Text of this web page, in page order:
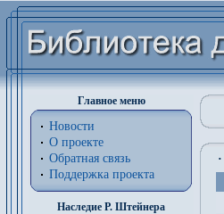
Главное меню
Новости
О проекте
Обратная связь
Поддержка проекта
Наследие Р. Штейнера
·